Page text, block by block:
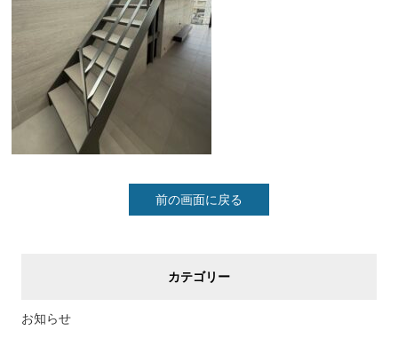
前の画面に戻る
カテゴリー
お知らせ